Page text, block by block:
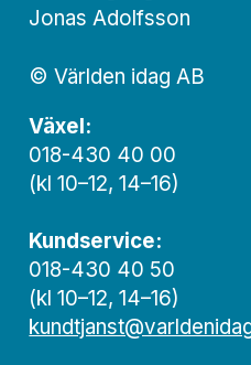
Jonas Adolfsson
© Världen idag AB
Växel:
018-430 40 00
(kl 10–12, 14–16)
Kundservice:
018-430 40 50
(kl 10–12, 14–16)